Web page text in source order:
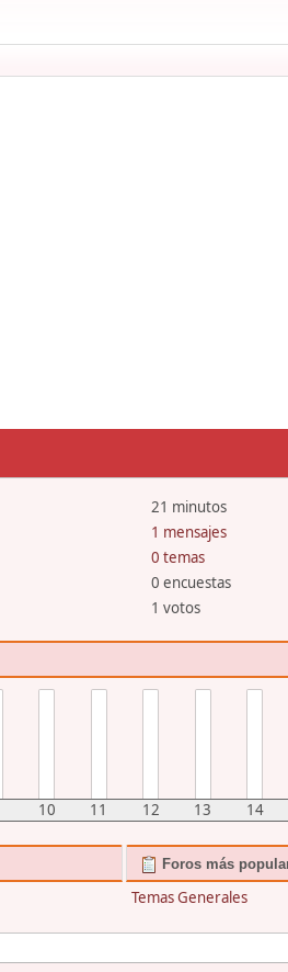
21 minutos
1 mensajes
0 temas
0 encuestas
1 votos
10 11 12 13 14
Foros más
Temas Generales